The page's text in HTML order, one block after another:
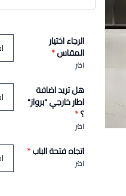
الرجاء اختيار
المقاس*
اختر
هل تريد اضافة
اطار خارجي "برواز"
؟*
اختر
اتجاه فتحة الباب*
اختر